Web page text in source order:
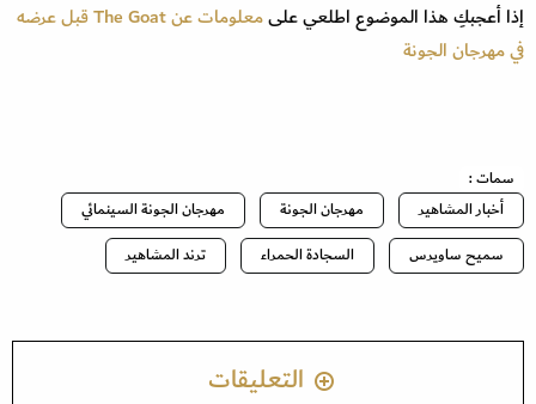
إذا أعجبكِ هذا الموضوع اطلعي على
معلومات عن The Goat قبل عرضه
في مهرجان الجونة
سمات :
أخبار المشاهير
مهرجان الجونة
مهرجان الجونة السينمائي
سميح ساويرس
السجادة الحمراء ترند المشاهير
التعليقات